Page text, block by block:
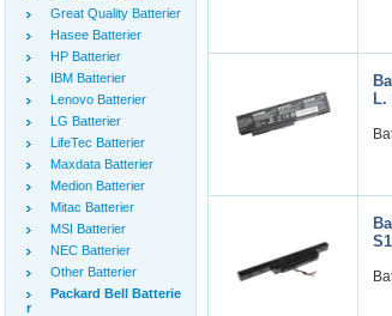
Great Quality Batterier
Hasee Batterier
HP Batterier
IBM Batterier
Lenovo Batterier
LG Batterier
LifeTec Batterier
Maxdata Batterier
Medion Batterier
Mitac Batterier
MSI Batterier
NEC Batterier
Other Batterier
Packard Bell Batterie
r
L.